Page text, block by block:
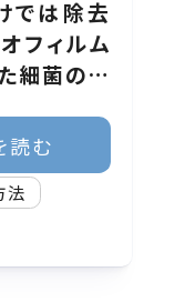
では除去
フィルム
細菌のか
がありま
読む
法